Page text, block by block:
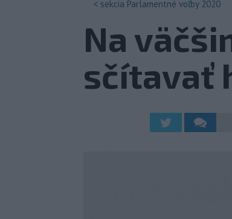
< sekcia Parlamentné voľby 2020
Na
sčítavať